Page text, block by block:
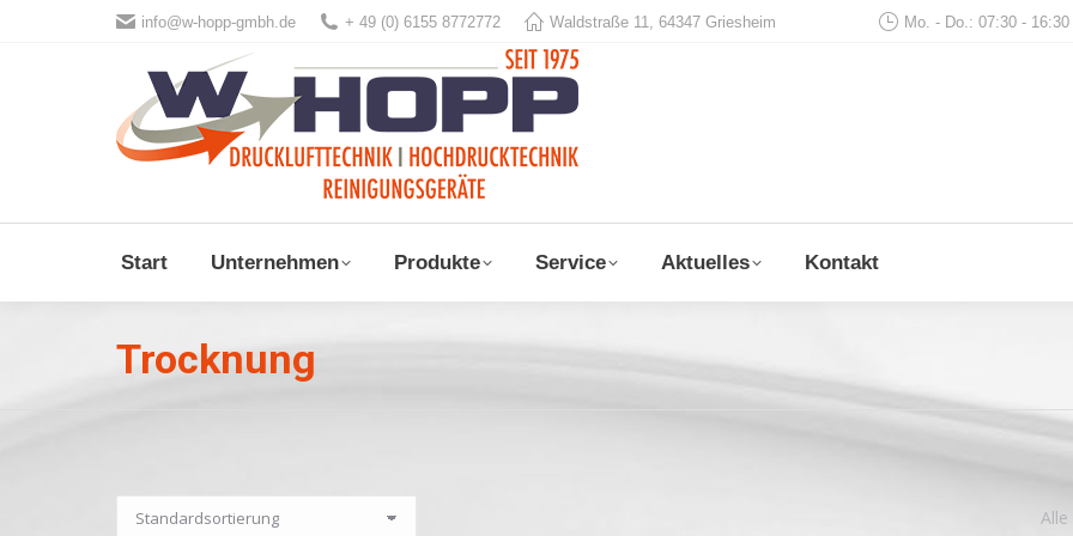
info@w-hopp-gmbh.de + 49 (0) 6155 8772772 Waldstraße 11, 64347 Griesheim Mo. - Do.: 07:30 -
Start Unternehmen Produkte Service Aktuelles Kontakt
Trocknung